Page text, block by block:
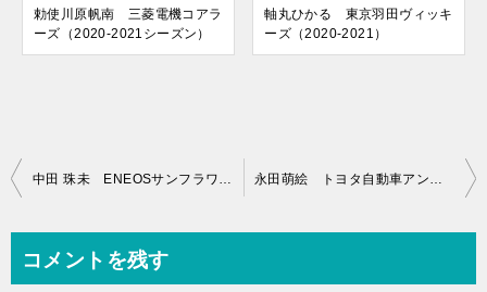
勅使川原帆南 三菱電機コアラ
ーズ（2020-2021シーズン）
軸丸ひかる 東京羽田ヴィッキ
ーズ（2020-2021）
投
ビ
中田 珠未 ENEOSサンフラワーズ（2020-2021） 永田萌絵 トヨタ自動車アンテロープス（2020-2021）
コメントを残す